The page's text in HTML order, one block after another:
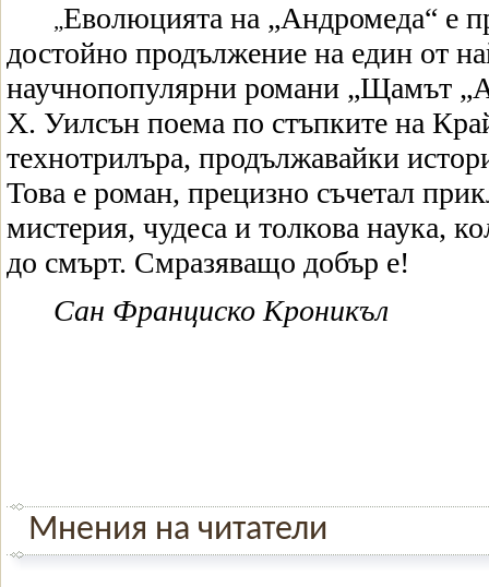
„Еволюцията на „Андромеда“ е
достойно продължение на един от
научнопопулярни романи „Щамът
Х. Уилсън поема по стъпките на
технотрилъра, продължавайки
Това е роман, прецизно съчетал
мистерия, чудеса и толкова наука,
до смърт. Смразяващо добър е!
Сан Франциско Кроникъл
Мнения на читатели